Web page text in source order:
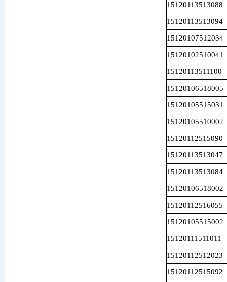
15120113513088
15120113513094
15120107512034
15120102510041
15120113511100
15120106518005
15120105515031
15120105510002
15120112515090
15120113513047
15120113513084
15120106518002
15120112516055
15120105515002
15120111511011
15120112512023
15120112515092